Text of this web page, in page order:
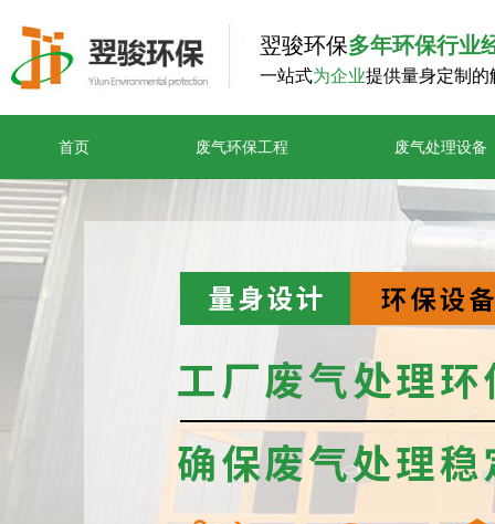
首页 废气环保工程 废气处理设备
翌骏环保多年环保行业
一站式为企业提供量身定制的